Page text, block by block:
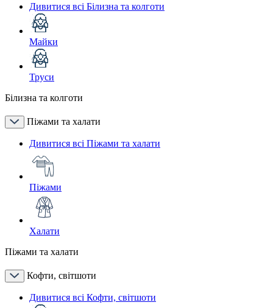
Дивитися всі Білизна та колготи
Майки
Труси
Білизна та колготи
Піжами та халати
Дивитися всі Піжами та халати
Піжами
Халати
Піжами та халати
Кофти, світшоти
Дивитися всі Кофти, світшоти